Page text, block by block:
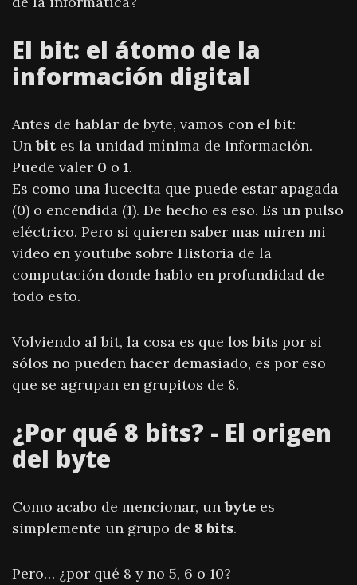
El bit: el átomo de la
información digital
Antes de hablar de byte, vamos con el bit:
Unbit es la unidad mínima de información.
Puede valer 0 o 1.
Es como una lucecita que puede estar apagada
(0) o encendida (1). De hecho es eso. Es un pulso
eléctrico. Pero si quieren saber mas miren mi
video en youtube sobre Historia de la
computación donde hablo en profundidad de
todo esto.
Volviendo al bit, la cosa es que los bits por si
sólos no pueden hacer demasiado, es por eso
que se agrupan en grupitos de 8.
¿Por qué 8 bits? - El origen
del byte
Como acabo de mencionar, unbyte es
simplemente un grupo de 8 bits.
Pero… ¿por qué 8 y no 5, 6 o 10?